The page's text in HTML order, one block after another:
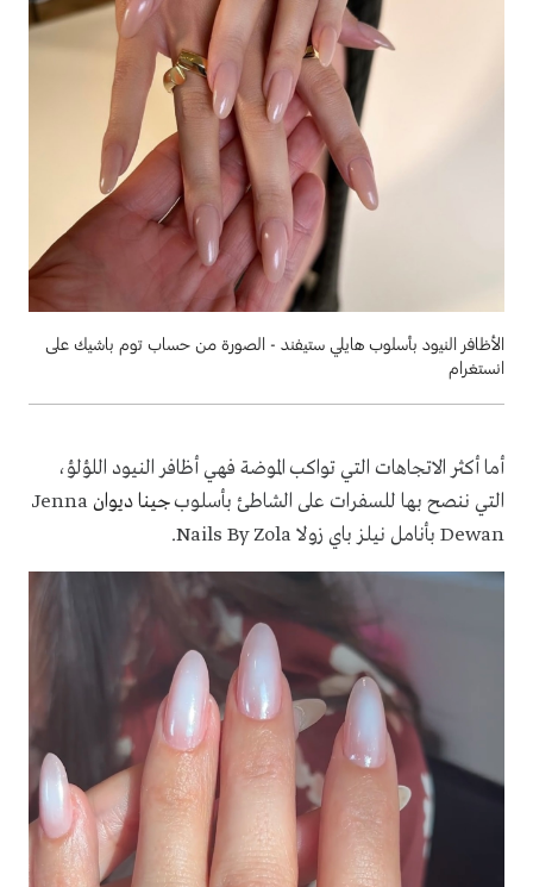
الأظافر النيود بأسلوب هايلي ستيفند - الصورة من حساب توم باشيك على
انستغرام
أما أكثر الاتجاهات التي تواكب الموضة فهي أظافر النيود اللؤلؤ،
التي ننصح بها للسفرات على الشاطئ بأسلوبجينا ديوان Jenna
Dewan بأنامل نيلز باي زولاNails By Zola
.